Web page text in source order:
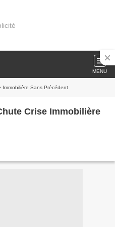
MENU
Immobilière Sans Précédent
Crise Immobilière